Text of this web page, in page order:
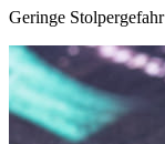
Geringe Stolpergefahr